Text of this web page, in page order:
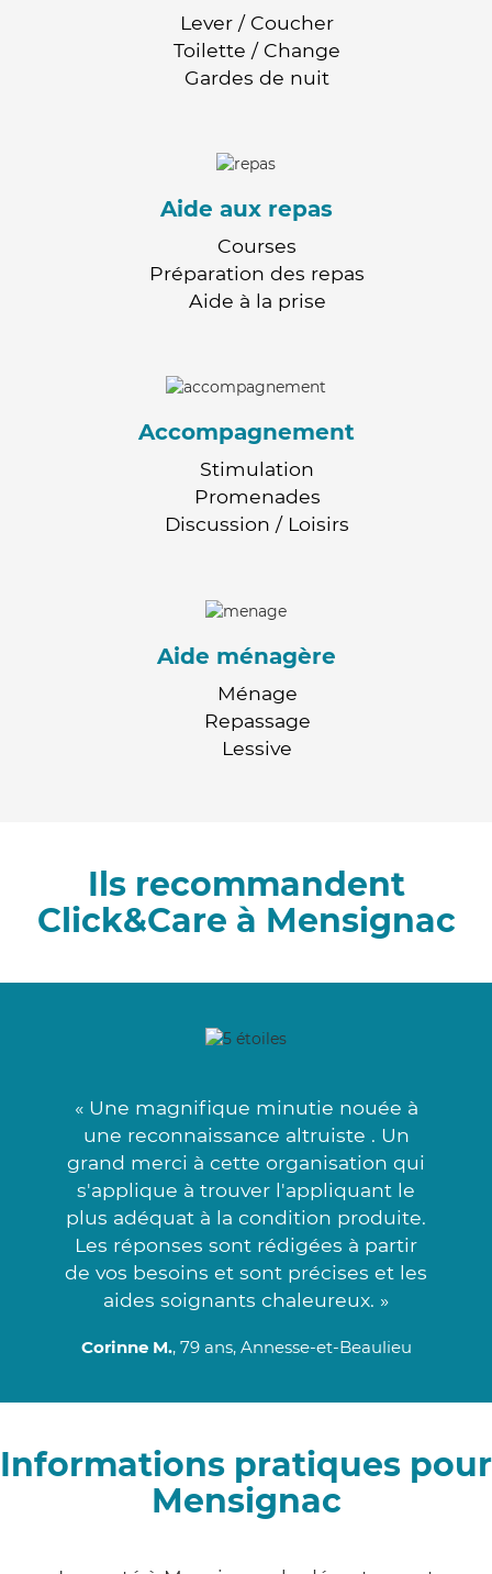
Lever / Coucher
Toilette / Change
Gardes de nuit
Aide aux repas
Courses
Préparation des repas
Aide à la prise
Accompagnement
Stimulation
Promenades
Discussion / Loisirs
Aide ménagère
Ménage
Repassage
Lessive
Ils recommandent
Click&Care à Mensignac
« Une magnifique minutie nouée à
une reconnaissance altruiste . Un
grand merci à cette organisation qui
s'applique à trouver l'appliquant le
plus adéquat à la condition produite.
Les réponses sont rédigées à partir
de vos besoins et sont précises et les
aides soignants chaleureux. »
Corinne M., 79 ans, Annesse-et-Beaulieu
Informations pratiques pour
Mensignac